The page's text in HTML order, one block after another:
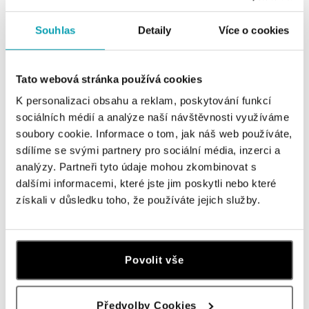
Souhlas Detaily Více o cookies
Tato webová stránka používá cookies
K personalizaci obsahu a reklam, poskytování funkcí
sociálních médií a analýze naší návštěvnosti využíváme
soubory cookie. Informace o tom, jak náš web používáte,
sdílíme se svými partnery pro sociální média, inzerci a
analýzy. Partneři tyto údaje mohou zkombinovat s
dalšími informacemi, které jste jim poskytli nebo které
získali v důsledku toho, že používáte jejich služby.
Povolit vše
Předvolby Cookies
Všechny Česko Slovensko
ALOve OC Nový Smíchov, Praha 5
tel.: +420736509250
dnes otevřeno do 21:00
ALOve OC Olympia, Brno
U Dálnice 777, 664 42 Brno
tel.: +420604389337
dnes otevřeno do 21:00
dnes otevřeno do 21:00
ALOve Westfield, Praha 4 - Chodov